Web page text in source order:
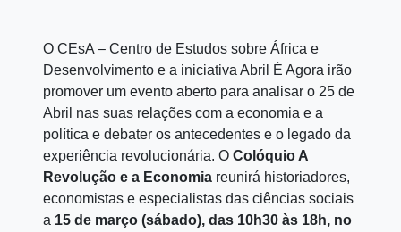
O CEsA – Centro de Estudos sobre África e
Desenvolvimento e a iniciativa Abril É Agora irão
promover um evento aberto para analisar o 25 de
Abril nas suas relações com a economia e a
política e debater os antecedentes e o legado da
experiência revolucionária. O Colóquio A
Revolução e a Economia reunirá historiadores,
economistas e especialistas das ciências sociais
a 15 de março (sábado), das 10h30 às 18h, no